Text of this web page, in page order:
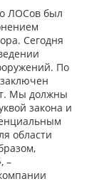
ЛОСов был
Сегодня
По
Мы должны
закона и
области
–